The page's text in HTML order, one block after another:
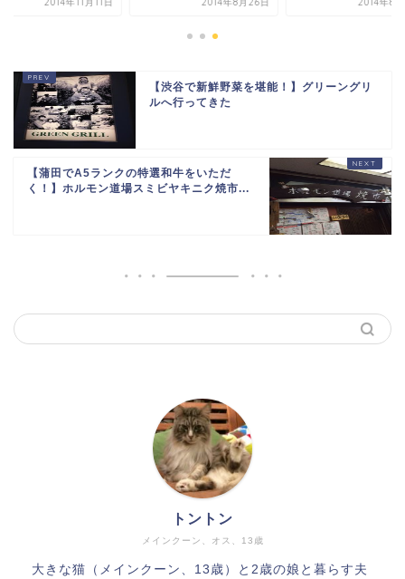
【渋谷で新鮮野菜を堪能！】グリーングリ
ルへ行ってきた
【蒲田でA5ランクの特選和牛をいただ
く！】ホルモン道場スミビヤキニク焼市...
メインクーン、オス、13歳
トントン
大きな猫（メインクーン、13歳）と2歳の娘と暮らす夫